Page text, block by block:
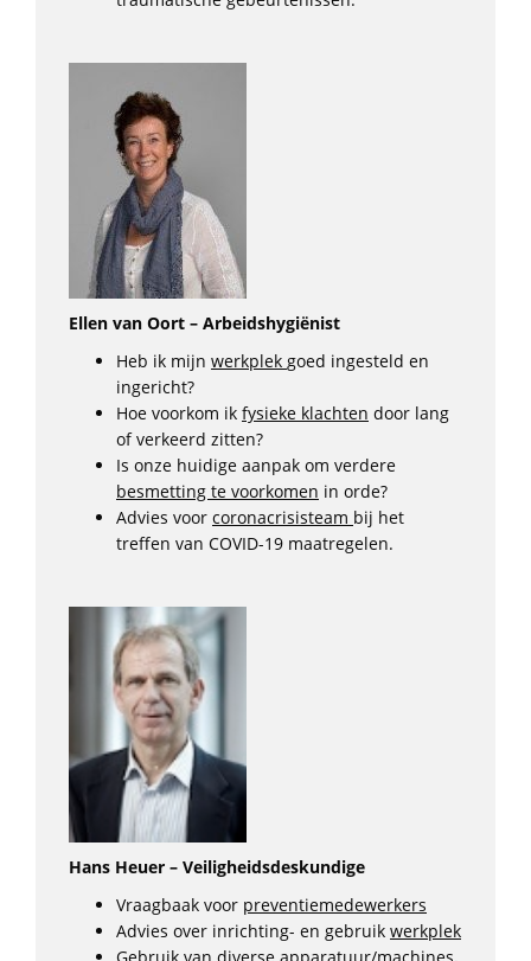
Ellen van Oort – Arbeidshygiënist
Heb ik mijn werkplek goed ingesteld en
ingericht?
Hoe voorkom ik fysieke klachten door lang
of verkeerd zitten?
Is onze huidige aanpak om verdere
besmetting te voorkomen in orde?
Advies voor coronacrisisteam bij het
treffen van COVID-19 maatregelen.
Hans Heuer – Veiligheidsdeskundige
Vraagbaak voor preventiemedewerkers
Advies over inrichting- en gebruik werkplek